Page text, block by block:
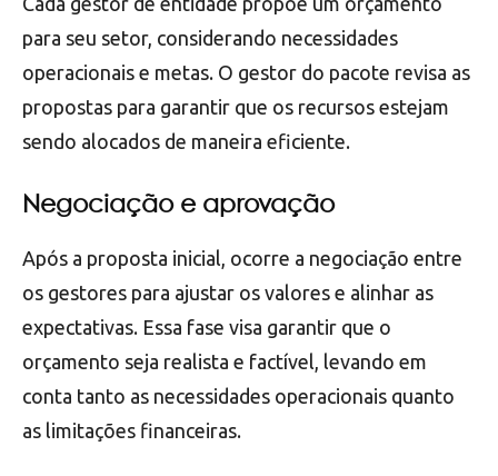
para seu setor, considerando necessidades
operacionais e metas. O gestor do pacote revisa as
propostas para garantir que os recursos estejam
sendo alocados de maneira eficiente.
Negociação e aprovação
Após a proposta inicial, ocorre a negociação entre
os gestores para ajustar os valores e alinhar as
expectativas. Essa fase visa garantir que o
orçamento seja realista e factível, levando em
conta tanto as necessidades operacionais quanto
as limitações financeiras.